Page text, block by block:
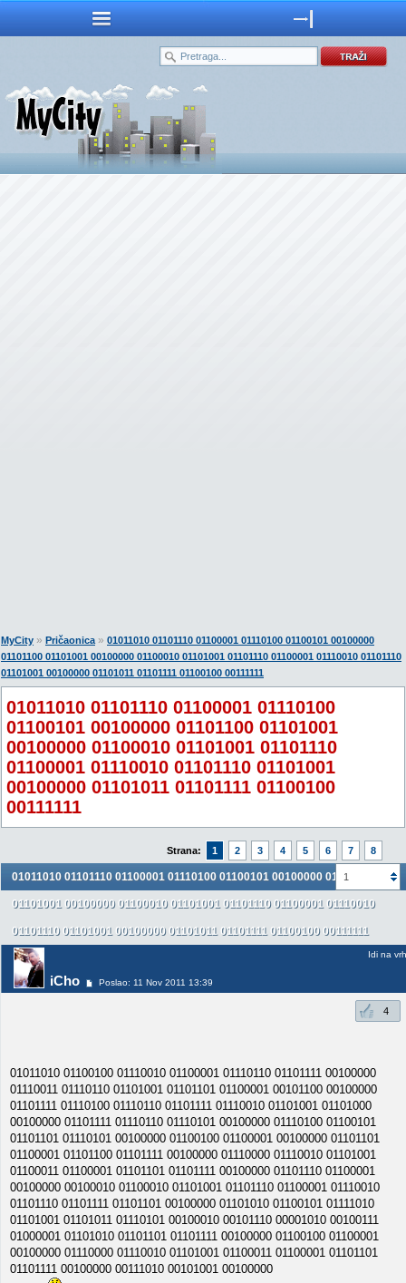
MyCity » Pričaonica» 01011010 01101110 01100001 01110100 01100101 00100000
01101100 01101001 00100000 01100010 01101001 01101110 01100001 01110010 01101110
01101001 00100000 01101011 01101111 01100100 00111111
01011010 01101110 01100001 01110100
01100101 00100000 01101100 01101001
00100000 01100010 01101001 01101110
01100001 01110010 01101110 01101001
00100000 01101011 01101111 01100100
00111111
Strana: 1 2 3 4 5 6 7 8
1
01011010 01101110 01100001 01110100 01100101 00100000 01101100
01101001 00100000 01100010 01101001 01101110 01100001 01110010
01101110 01101001 00100000 01101011 01101111 01100100 00111111
iCho Poslao: 11 Nov 2011 13:39
Idi na vrh
4
01011010 01100100 01110010 01100001 01110110 01101111 00100000
01110011 01110110 01101001 01101101 01100001 00101100 00100000
01101111 01110100 01110110 01101111 01110010 01101001 01101000
00100000 01101111 01110110 01110101 00100000 01110100 01100101
01101101 01110101 00100000 01100100 01100001 00100000 01101101
01100001 01101100 01101111 00100000 01110000 01110010 01101001
01100011 01100001 01101101 01101111 00100000 01101110 01100001
00100000 00100010 01100010 01101001 01101110 01100001 01110010
01101110 01101111 01101101 00100000 01101010 01100101 01111010
01101001 01101011 01110101 00100010 00101110 00001010 00100111
01000001 01101010 01101101 01101111 00100000 01100100 01100001
00100000 01110000 01110010 01101001 01100011 01100001 01101101
01101111 00100000 00111010 00101001 00100000